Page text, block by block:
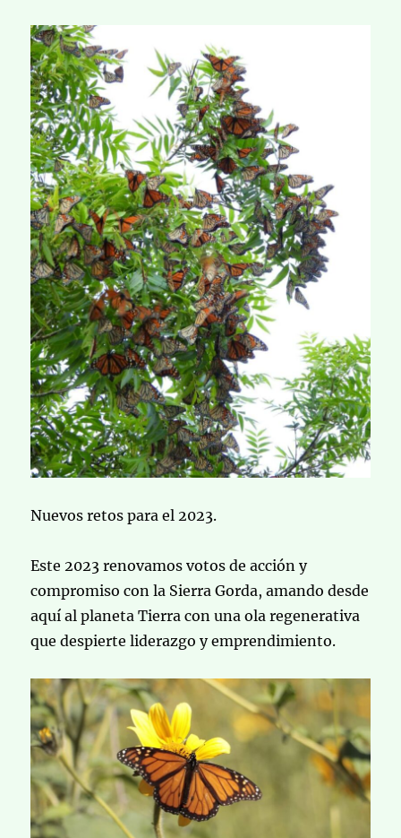
Nuevos retos para el 2023.
Este 2023 renovamos votos de acción y
compromiso con la Sierra Gorda, amando desde
aquí al planeta Tierra con una ola regenerativa
que despierte liderazgo y emprendimiento.